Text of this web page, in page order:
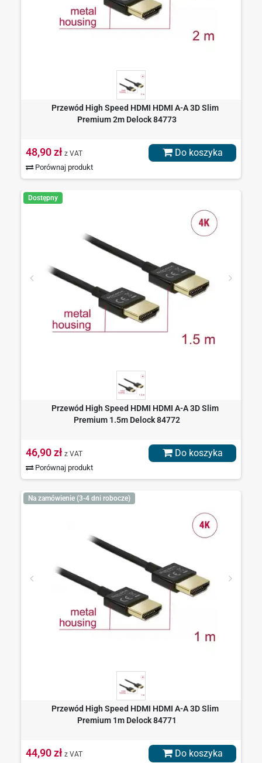
Przewód High Speed HDMI HDMI A-A 3D Slim
Premium 2m Delock 84773
48,90 zł z VAT
Porównaj produkt
Do koszyka
Dostępny
Przewód High Speed HDMI HDMI A-A 3D Slim
Premium 1.5m Delock 84772
46,90 zł z VAT
Porównaj produkt
Do koszyka
Na zamówienie (3-4 dni robocze)
Przewód High Speed HDMI HDMI A-A 3D Slim
Premium 1m Delock 84771
44,90 zł z VAT Do koszyka